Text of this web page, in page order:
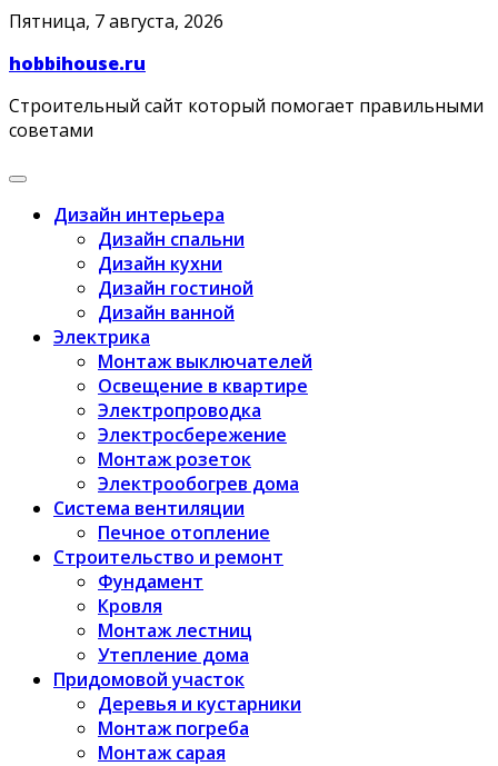
Skip
content
Пятница, 7 августа, 2026
hobbihouse.ru
Строительный сайт который помогает правильными
советами
Дизайн интерьера
Дизайн спальни
Дизайн кухни
Дизайн гостиной
Дизайн ванной
Электрика
Монтаж выключателей
Освещение в квартире
Электропроводка
Электросбережение
Монтаж розеток
Электрообогрев дома
Система вентиляции
Печное отопление
Строительство и ремонт
Фундамент
Кровля
Монтаж лестниц
Утепление дома
Придомовой участок
Деревья и кустарники
Монтаж погреба
Монтаж сарая